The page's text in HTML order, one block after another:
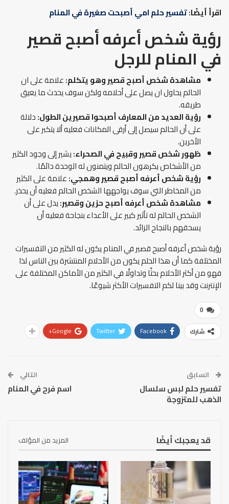
اقرأ أيضًا:تفسير حلم امي أصبحت صغيرة في المنام
رؤية شخص أعرفه أصبح قصير
في المنام للرجل
مشاهدة شخص أصبح قصير وهو يتكلم:علامة على ان
الحالم يحاول ان يصل على أحلامه ولكن سوف يحدث ما يعيق
طريقه.
رؤية العديد من المعارف أصبحوا قصيرين الطول:دلالة
على أن الحالم سيصل إلى أرقى المكانات فعليه ألا يتكبر على
الأخرين.
ظهور شخص قصير وقبيح في الصحراء:يشير إلى وجود الكثير
من الأشخاص يكرهون الحالم ويتمنون له الوحدة دائمًا.
رؤية شخص أعرفه أصبح قصير وهمجي:علامة على الكثير
من المخاطر التي سوف يواجهها الشخص الحالم فعليه أن يحذر.
مشاهدة شخص أعرفه أصبح حزين وقصير:يدل على أن
الشخص الحالم له تأثير كبير على الأعداء بنجاحة فعليه أن
يسحقهم بالنجاح الزائد.
رؤية شخص أعرفه أصبح قصير في المنام يكون له الكثير من التفسيرات
المختلفة كما أن هذا الحلم يكون من الأحلام المنتشرة بين الناس لذا
فهو من أكثر الأحلام بحثًا وتداولًا في الكثير من الأماكن المختلفة على
الإنترنت وقد بينا لكم التفسيرات الأكثر شيوعًا.
0
شارك Facebook
Twitter
Google+
السابق
تفسير حلم لبس سلسال
الذهب للمتزوجة
التالي
اسم فرح في المنام
قد يعجبك أيضًا المزيد من المؤلف